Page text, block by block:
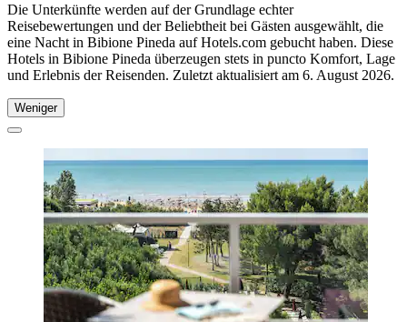
Die Unterkünfte werden auf der Grundlage echter
Reisebewertungen und der Beliebtheit bei Gästen ausgewählt, die
eine Nacht in Bibione Pineda auf Hotels.com gebucht haben. Diese
Hotels in Bibione Pineda überzeugen stets in puncto Komfort, Lage
und Erlebnis der Reisenden. Zuletzt aktualisiert am 6. August 2026.
Weniger